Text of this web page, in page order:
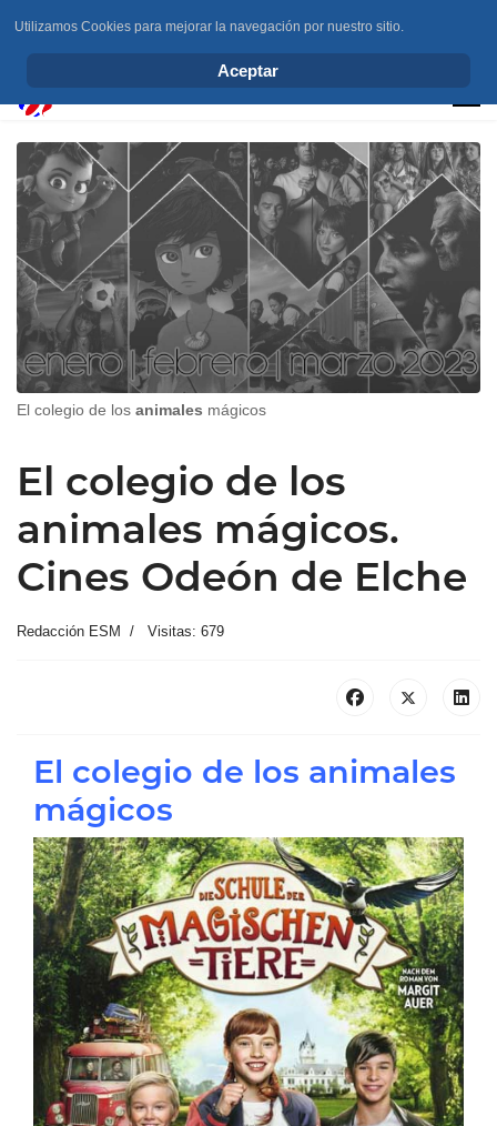
El colegio de los animales mágicos
El colegio de los
animales mágicos.
Cines Odeón de Elche
Redacción ESM Visitas: 679
El colegio de los animales
mágicos
Utilizamos Cookies para mejorar la navegación por nuestro sitio.
Aceptar